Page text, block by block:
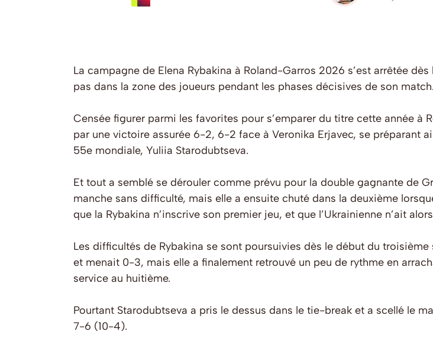
La campagne de Elena Rybakina à Roland-Garros 2026 s’est arrêtée
pas dans la zone des joueurs pendant les phases décisives de son match.
Censée figurer parmi les favorites pour s’emparer du titre cette année
par une victoire assurée 6-2, 6-2 face à Veronika Erjavec, se préparant
55e mondiale, Yuliia Starodubtseva.
Et tout a semblé se dérouler comme prévu pour la double gagnante de
manche sans difficulté, mais elle a ensuite chuté dans la deuxième
que la Rybakina n’inscrive son premier jeu, et que l’Ukrainienne n’ait
Les difficultés de Rybakina se sont poursuivies dès le début du
et menait 0-3, mais elle a finalement retrouvé un peu de rythme en
service au huitième.
Pourtant Starodubtseva a pris le dessus dans le tie-break et a scellé le
7-6 (10-4).